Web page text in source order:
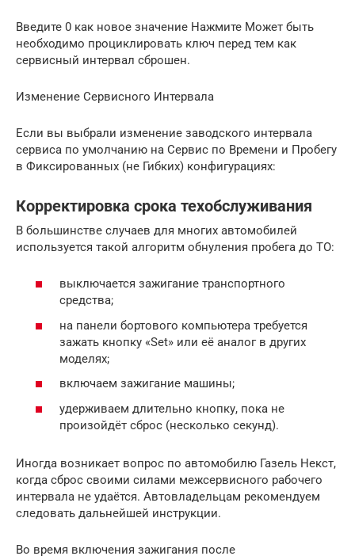
Введите 0 как новое значение Нажмите Может быть
необходимо проциклировать ключ перед тем как
сервисный интервал сброшен.
Изменение Сервисного Интервала
Если вы выбрали изменение заводского интервала
сервиса по умолчанию на Сервис по Времени и Пробегу
в Фиксированных (не Гибких) конфигурациях:
Корректировка срока техобслуживания
В большинстве случаев для многих автомобилей
используется такой алгоритм обнуления пробега до ТО:
выключается зажигание транспортного
средства;
на панели бортового компьютера требуется
зажать кнопку «Set» или её аналог в других
моделях;
включаем зажигание машины;
удерживаем длительно кнопку, пока не
произойдёт сброс (несколько секунд).
Иногда возникает вопрос по автомобилю Газель Некст,
когда сброс своими силами межсервисного рабочего
интервала не удаётся. Автовладельцам рекомендуем
следовать дальнейшей инструкции.
Во время включения зажигания после